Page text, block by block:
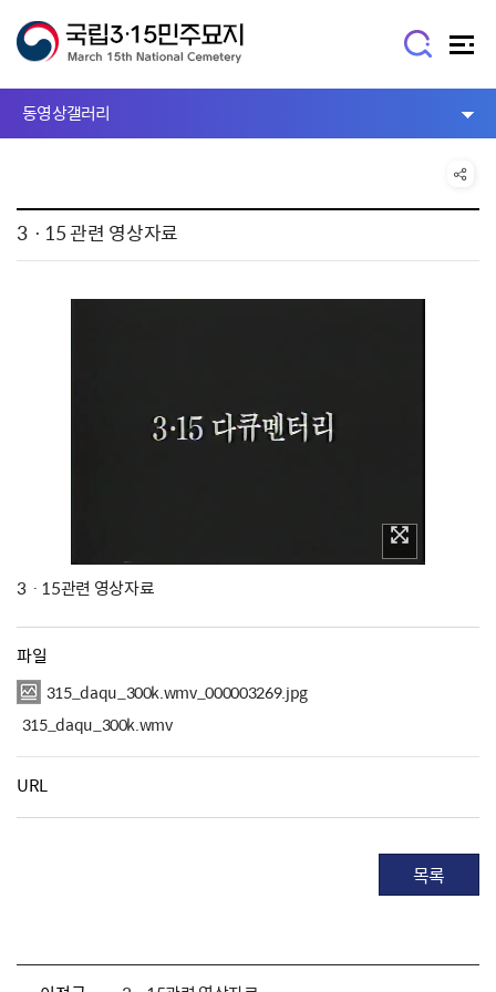
동영상갤러리
3ㆍ15 관련 영상자료
3ㆍ15관련 영상자료
파일
315_daqu_300k.wmv_000003269.jpg
315_daqu_300k.wmv
URL
목록